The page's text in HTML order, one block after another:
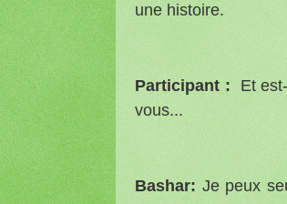
une histoire.
Participant : Et
vous...
Bashar: Je peux